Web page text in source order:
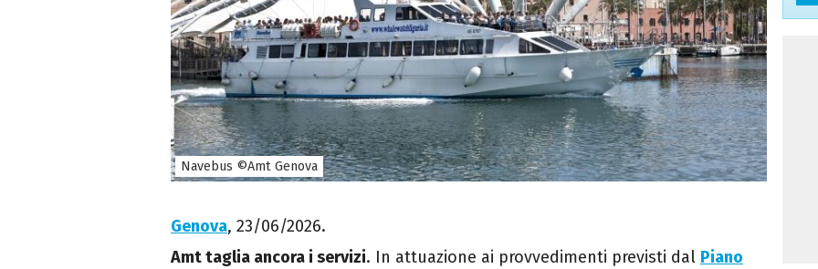
Navebus ©Amt Genova
Genova, 23/06/2026.
Amt taglia ancora i servizi. In attuazione ai provvedimenti previsti dal Piano